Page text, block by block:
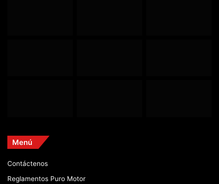
Menú
Contáctenos
Reglamentos Puro Motor